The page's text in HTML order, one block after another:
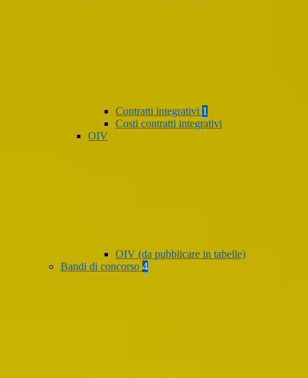
Contratti integrativi 1
Costi contratti integrativi
OIV
OIV (da pubblicare in tabelle)
Bandi di concorso 4